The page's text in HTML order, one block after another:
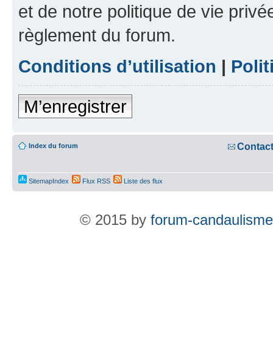
et de notre politique de vie
règlement du forum.
Conditions d’utilisation |
M’enregistrer
Index du forum Contact
SitemapIndex Flux RSS Liste des flux
© 2015 by forum-